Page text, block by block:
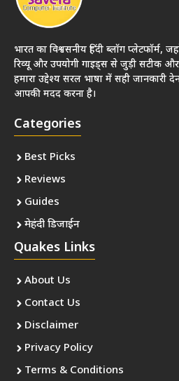
भारत का विश्वसनीय हिंदी ब्लॉग प्लेटफॉर्म,
रिव्यू और उपयोगी गाइड्स से जुड़ी सटीक
हमारा उद्देश्य सरल भाषा में सही जानकारी
आपकी मदद करना है।
Categories
Best Picks
Reviews
Guides
मेहंदी डिजाईन
Quakes Links
About Us
Contact Us
Disclaimer
Privacy Policy
Terms & Conditions